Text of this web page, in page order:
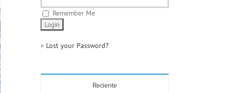
Remember Me
» Lost your Password?
Reciente